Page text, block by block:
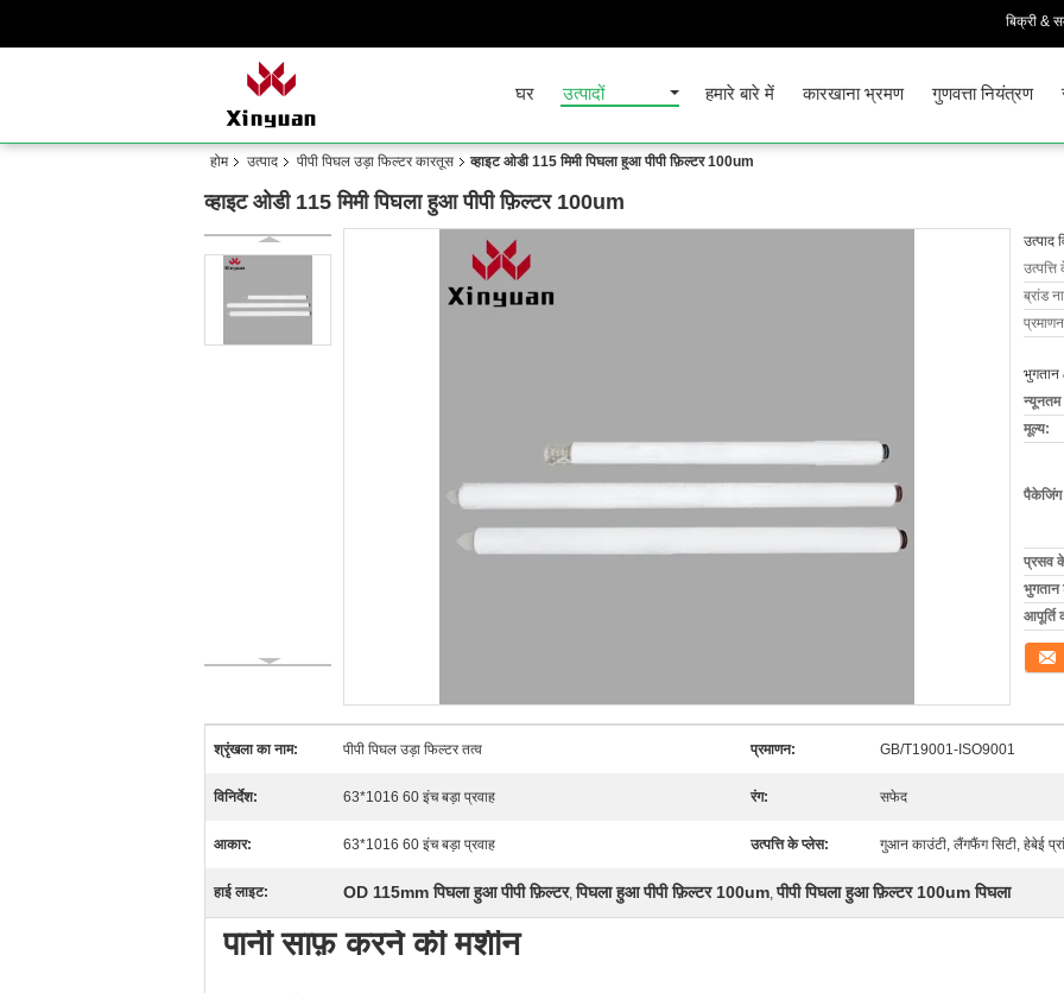
बिक्री &
घर उत्पादों हमारे बारे में कारखाना भ्रमण गुणवत्ता नियंत्रण
होम उत्पाद पीपी पिघल उड़ा फिल्टर कारतूस व्हाइट ओडी 115 मिमी पिघला हुआ पीपी फ़िल्टर 100um
व्हाइट ओडी 115 मिमी पिघला हुआ पीपी फ़िल्टर 100um
उत्पाद
ब्रांड
भुगतान
न्यूनतम
मूल्य:
पैकेजिंग
प्रसव
भुगतान
आपूर्ति
संपर्क
श्रृंखला का नाम: पीपी पिघल उड़ा फिल्टर तत्व प्रमाणन: GB/T19001-ISO9001
विनिर्देश: 63*1016 60 इंच बड़ा प्रवाह रंग: सफेद
आकार: 63*1016 60 इंच बड़ा प्रवाह उत्पत्ति के प्लेस: गुआन काउंटी, लैंगफैंग सिटी, हेबेई
हाई लाइट: OD 115mm पिघला हुआ पीपी फ़िल्टर,पिघला हुआ पीपी फ़िल्टर 100um,पीपी पिघला हुआ फ़िल्टर 100um पिघला
पानी साफ़ करने की मशीन